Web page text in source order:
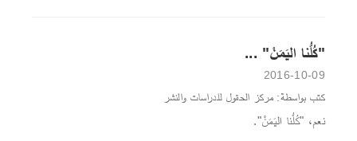
"كُلُّنا اليَمَنْ" ...
2016-10-09
كتب بواسطة: مركز الحقول للدراسات والنشر
نعم، "كُلُّنا اليَمَنْ".